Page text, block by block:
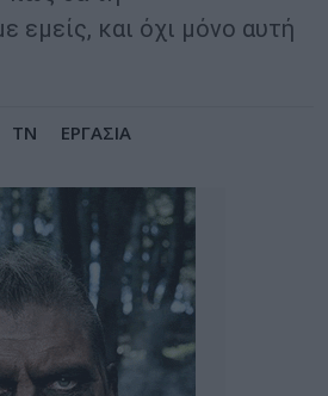
εμείς, και όχι μόνο αυτή
TN ΕΡΓΑΣΙΑ